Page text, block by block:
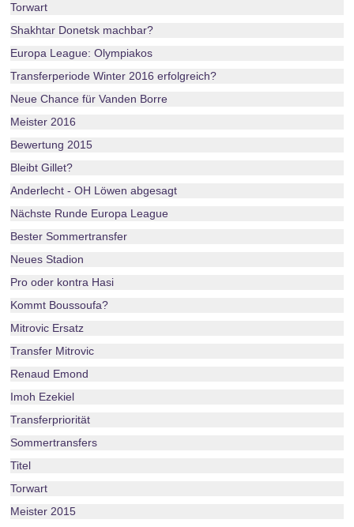
Torwart
Shakhtar Donetsk machbar?
Europa League: Olympiakos
Transferperiode Winter 2016 erfolgreich?
Neue Chance für Vanden Borre
Meister 2016
Bewertung 2015
Bleibt Gillet?
Anderlecht - OH Löwen abgesagt
Nächste Runde Europa League
Bester Sommertransfer
Neues Stadion
Pro oder kontra Hasi
Kommt Boussoufa?
Mitrovic Ersatz
Transfer Mitrovic
Renaud Emond
Imoh Ezekiel
Transferpriorität
Sommertransfers
Titel
Torwart
Meister 2015